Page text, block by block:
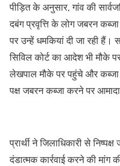
पीड़ित के अनुसार, गांव की
दबंग प्रवृत्ति के लोग जबरन
पर उन्हें धमकियां दी जा रही हैं।
सिविल कोर्ट का आदेश भी मौके
लेखपाल मौके पर पहुंचे और कब्जा
पक्ष जबरन कब्जा करने पर आमादा
प्रार्थी ने जिलाधिकारी से
दंडात्मक कार्रवाई करने की मांग